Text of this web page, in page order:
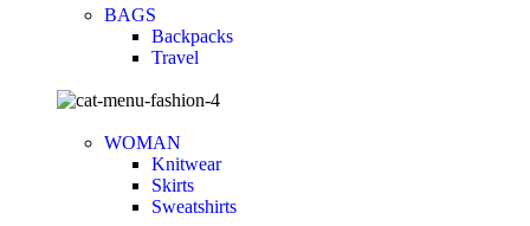
BAGS
Backpacks
Travel
WOMAN
Knitwear
Skirts
Sweatshirts